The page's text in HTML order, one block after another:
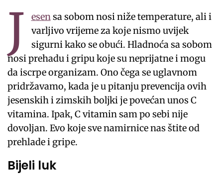
J esensa sobom nosi niže temperature, ali i
varljivo vrijeme za koje nismo uvijek
sigurni kako se obući. Hladnoća sa sobom
nosi prehadu i gripu koje su neprijatne i mogu
da iscrpe organizam. Ono čega se uglavnom
pridržavamo, kada je u pitanju prevencija ovih
jesenskih i zimskih boljki je povećan unos C
vitamina. Ipak, C vitamin sam po sebi nije
dovoljan. Evo koje sve namirnice nas štite od
prehlade i gripe.
Bijeli luk